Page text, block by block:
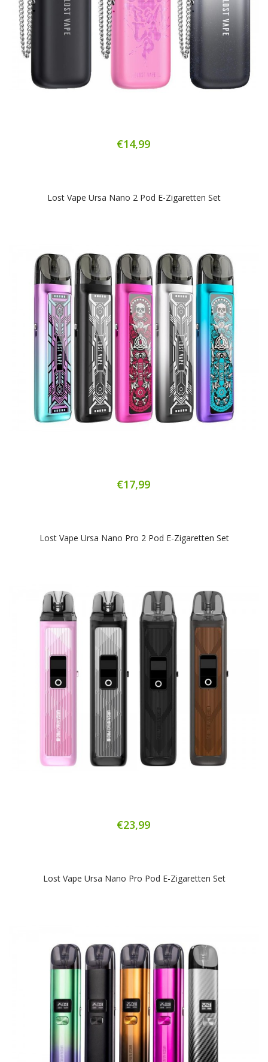
€14,99
Lost Vape Ursa Nano 2 Pod E-Zigaretten Set
€17,99
Lost Vape Ursa Nano Pro 2 Pod E-Zigaretten Set
€23,99
Lost Vape Ursa Nano Pro Pod E-Zigaretten Set